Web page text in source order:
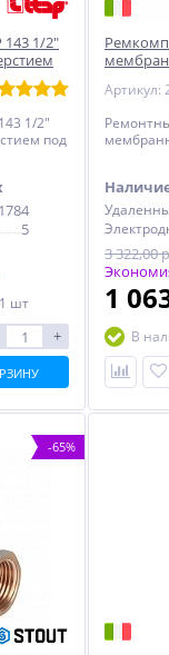
143 1/2"
1/2"
под
1784
5
шт
+
Артикул:
3 322,00
1
В
-65%